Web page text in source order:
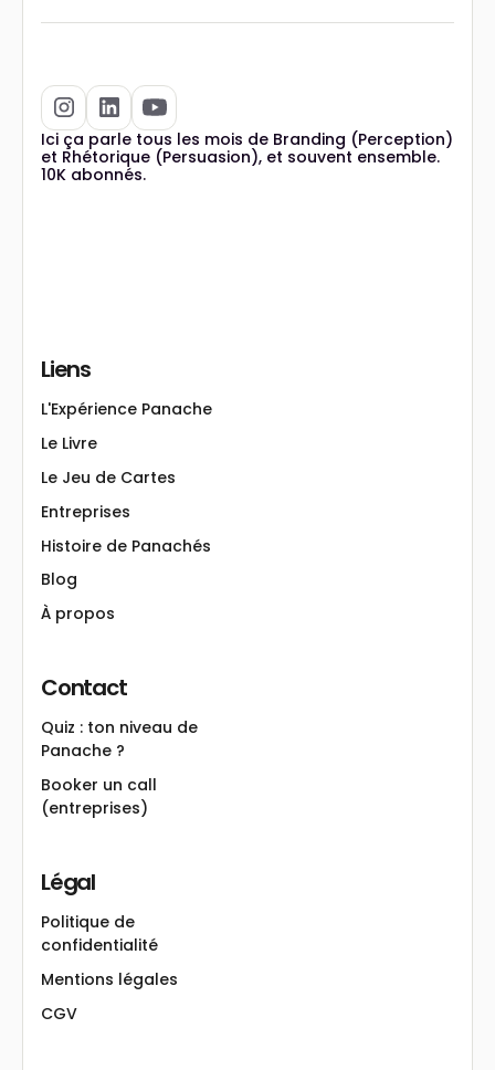
Ici ça parle tous les mois de Branding (Perception)
et Rhétorique (Persuasion), et souvent ensemble.
10K abonnés.
Liens
L'Expérience Panache
Le Livre
Le Jeu de Cartes
Entreprises
Histoire de Panachés
Blog
À propos
Contact
Quiz : ton niveau de
Panache ?
Booker un call
(entreprises)
Légal
Politique de
confidentialité
Mentions légales
CGV